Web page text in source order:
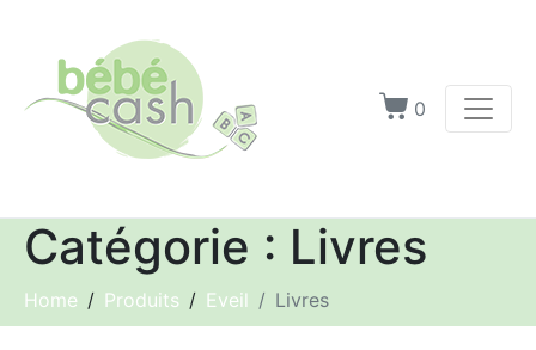
0
Catégorie : Livres
Home Produits Eveil Livres